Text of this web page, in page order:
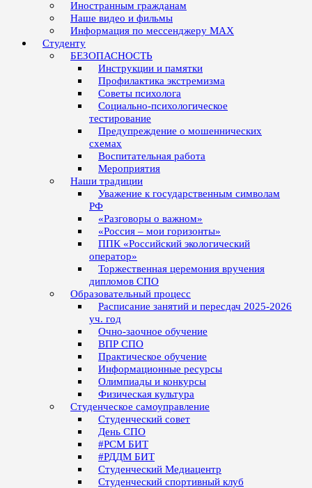
Иностранным гражданам
Наше видео и фильмы
Информация по мессенджеру MAX
Студенту
БЕЗОПАСНОСТЬ
Инструкции и памятки
Профилактика экстремизма
Советы психолога
Социально-психологическое
тестирование
Предупреждение о мошеннических
схемах
Воспитательная работа
Мероприятия
Наши традиции
Уважение к государственным символам
РФ
«Разговоры о важном»
«Россия – мои горизонты»
ППК «Российский экологический
оператор»
Торжественная церемония вручения
дипломов СПО
Образовательный процесс
Расписание занятий и пересдач 2025-2026
уч. год
Очно-заочное обучение
ВПР СПО
Практическое обучение
Информационные ресурсы
Олимпиады и конкурсы
Физическая культура
Студенческое самоуправление
Студенческий совет
День СПО
#РСМ БИТ
#РДДМ БИТ
Студенческий Медиацентр
Студенческий спортивный клуб